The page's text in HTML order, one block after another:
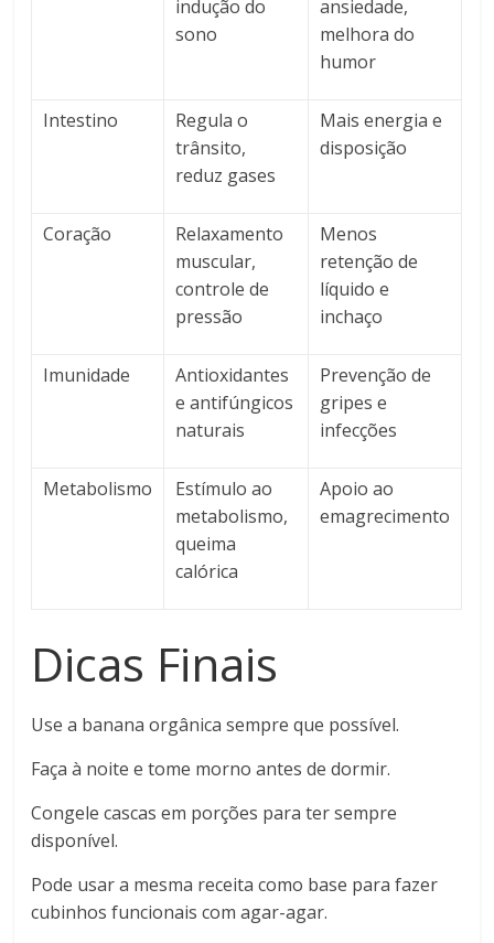
indução do
sono
ansiedade,
melhora do
humor
Intestino
Regula o
trânsito,
reduz gases
Mais energia e
disposição
Coração
Relaxamento
muscular,
controle de
pressão
Menos
retenção de
líquido e
inchaço
Imunidade
Antioxidantes
e antifúngicos
naturais
Prevenção de
gripes e
infecções
Metabolismo
Estímulo ao
metabolismo,
queima
calórica
Apoio ao
emagrecimento
Dicas Finais
Use a banana orgânica sempre que possível.
Faça à noite e tome morno antes de dormir.
Congele cascas em porções para ter sempre
disponível.
Pode usar a mesma receita como base para fazer
cubinhos funcionais com agar-agar.